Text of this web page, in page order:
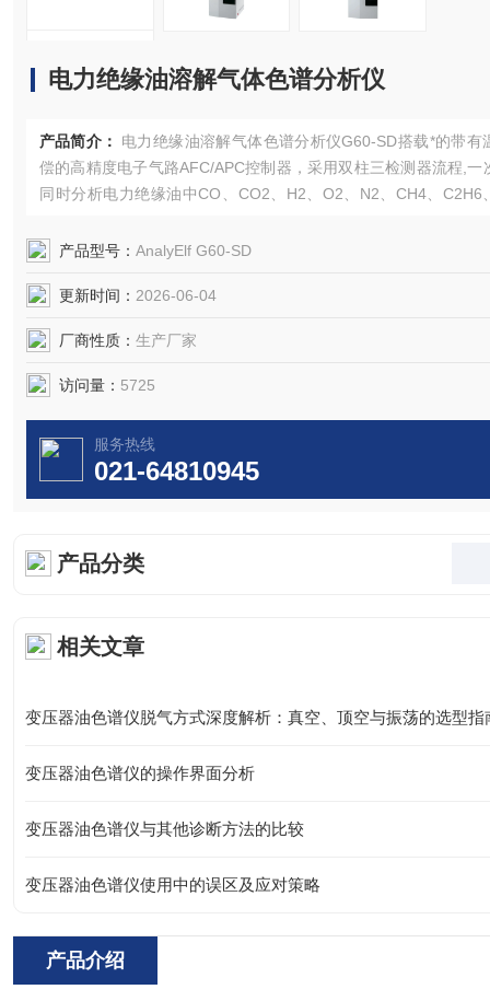
电力绝缘油溶解气体色谱分析仪
产品简介：
电力绝缘油溶解气体色谱分析仪G60-SD搭载*的带有
偿的高精度电子气路AFC/APC控制器，采用双柱三检测器流程,一
同时分析电力绝缘油中CO、CO2、H2、O2、N2、CH4、C2H6
产品型号： AnalyElf G60-SD
更新时间： 2026-06-04
厂商性质： 生产厂家
访问量： 5725
服务热线
021-64810945
产品分类
相关文章
变压器油色谱仪脱气方式深度解析：真空、顶空与振荡的选型指
变压器油色谱仪的操作界面分析
变压器油色谱仪与其他诊断方法的比较
变压器油色谱仪使用中的误区及应对策略
产品介绍